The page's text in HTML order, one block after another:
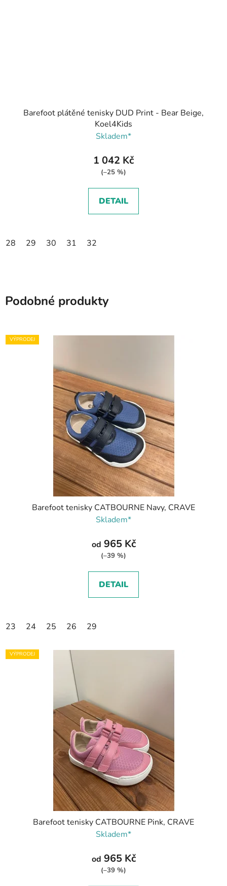
Barefoot plátěné tenisky DUD Print - Bear Beige,
Koel4Kids
Skladem*
1 042 Kč
(–25 %)
DETAIL
28 29 30 31 32
Podobné produkty
VÝPRODEJ
Barefoot tenisky CATBOURNE Navy, CRAVE
Skladem*
od 965 Kč
(–39 %)
DETAIL
23 24 25 26 29
VÝPRODEJ
Barefoot tenisky CATBOURNE Pink, CRAVE
Skladem*
od 965 Kč
(–39 %)